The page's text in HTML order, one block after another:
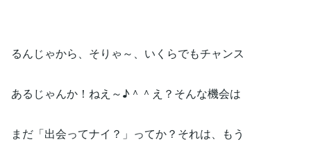
るんじゃから、そりゃ～、いくらでもチャンス
あるじゃんか！ねえ～♪＾＾え？そんな機会は
まだ「出会ってナイ？」ってか？それは、もう